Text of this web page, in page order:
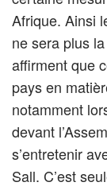
Afrique. Ainsi
ne sera plus
affirment que
pays en
notamment
devant
s’entretenir
Sall. C’est